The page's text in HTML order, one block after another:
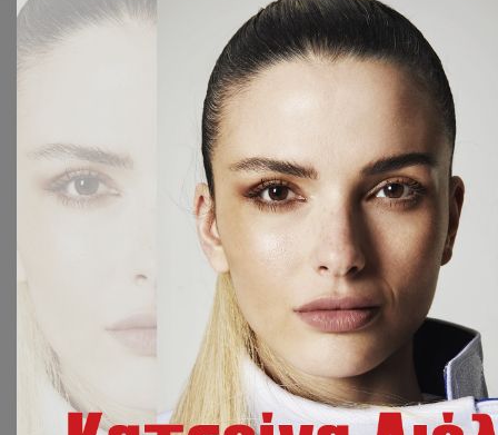
Αρχική Δεκέμβριος
15 Δεκεμβρίου 2023 ΔΡΑΣΕΙΣ ΝΕΑ
Ευάγγελος Γιακουμόγλου